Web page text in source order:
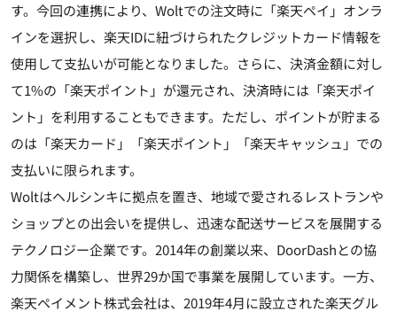
す。今回の連携により、Woltでの注文時に「楽天ペイ」オンラ
インを選択し、楽天IDに紐づけられたクレジットカード情報を
使用して支払いが可能となりました。さらに、決済金額に対し
て1%の「楽天ポイント」が還元され、決済時には「楽天ポイ
ント」を利用することもできます。ただし、ポイントが貯まる
のは「楽天カード」「楽天ポイント」「楽天キャッシュ」での
支払いに限られます。
Woltはヘルシンキに拠点を置き、地域で愛されるレストランや
ショップとの出会いを提供し、迅速な配送サービスを展開する
テクノロジー企業です。2014年の創業以来、DoorDashとの協
力関係を構築し、世界29か国で事業を展開しています。一方、
楽天ペイメント株式会社は、2019年4月に設立された楽天グル